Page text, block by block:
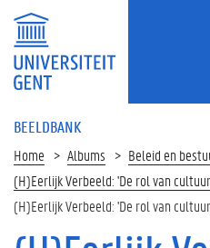
BEELDBANK
Home Albums Beleid en
(H)Eerlijk Verbeeld: 'De rol van
(H)Eerlijk Verbeeld: 'De rol van